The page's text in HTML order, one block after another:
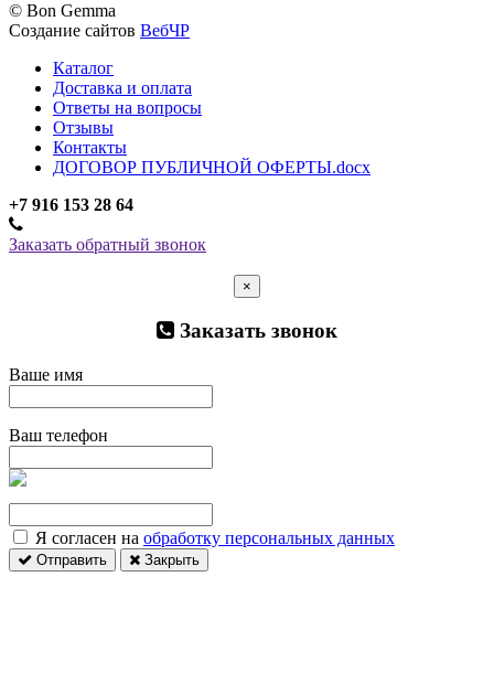
© Bon Gemma
Создание сайтов ВебЧР
Каталог
Доставка и оплата
Ответы на вопросы
Отзывы
Контакты
ДОГОВОР ПУБЛИЧНОЙ ОФЕРТЫ.docx
+7 916 153 28 64
Заказать обратный звонок
×
Заказать звонок
Ваше имя
Ваш телефон
Я согласен на обработку персональных данных
Отправить Закрыть